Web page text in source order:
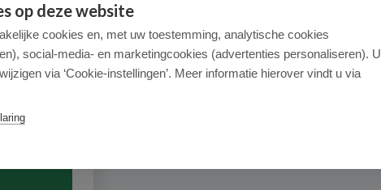
op deze website
cookies en, met uw toestemming, analytische cookies
social-media- en marketingcookies (advertenties personaliseren). U
via ‘Cookie-instellingen’. Meer informatie hierover vindt u via
persoonlijk